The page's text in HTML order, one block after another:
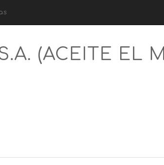
(ACEITE EL